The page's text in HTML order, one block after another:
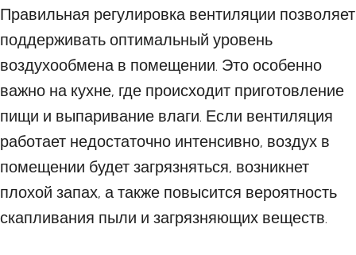
Правильная регулировка вентиляции позволяет
поддерживать оптимальный уровень
воздухообмена в помещении. Это особенно
важно на кухне, где происходит приготовление
пищи и выпаривание влаги. Если вентиляция
работает недостаточно интенсивно, воздух в
помещении будет загрязняться, возникнет
плохой запах, а также повысится вероятность
скапливания пыли и загрязняющих веществ.